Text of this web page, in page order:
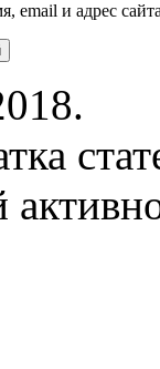
email и адрес